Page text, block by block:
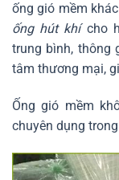
ống gió mềm
ống hút khícho
trung bình, thông
tâm thương mại,
Ống gió mềm
chuyên dụng